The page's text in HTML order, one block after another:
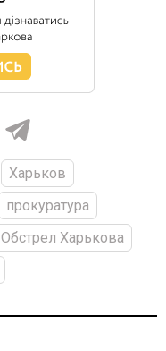
Харьков
прокуратура
Обстрел Харькова